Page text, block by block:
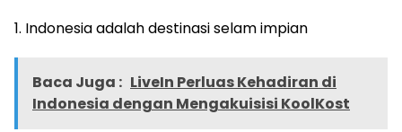
1. Indonesia adalah destinasi selam impian
Baca Juga : LiveIn Perluas Kehadiran di
Indonesia dengan Mengakuisisi KoolKost